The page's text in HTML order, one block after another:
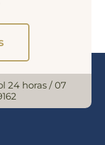
24 horas / 07